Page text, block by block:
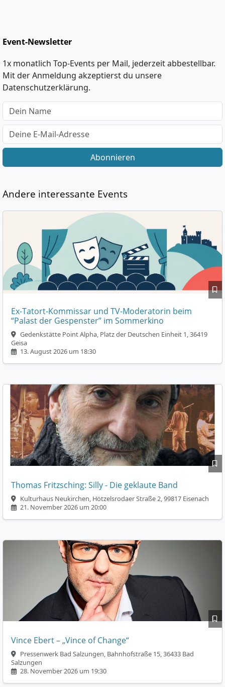
Event-Newsletter
1x monatlich Top-Events per Mail, jederzeit abbestellbar.
Mit der Anmeldung akzeptierst du unsere
Datenschutzerklärung.
Abonnieren
Andere interessante Events
Ex-Tatort-Kommissar und TV-Moderatorin beim
“Palast der Gespenster” im Sommerkino
Gedenkstätte Point Alpha, Platz der Deutschen Einheit 1, 36419
Geisa
13. August 2026 um 18:30
Thomas Fritzsching: Silly - Die geklaute Band
Kulturhaus Neukirchen, Hötzelsrodaer Straße 2, 99817 Eisenach
21. November 2026 um 20:00
Vince Ebert – „Vince of Change“
Pressenwerk Bad Salzungen, Bahnhofstraße 15, 36433 Bad
Salzungen
28. November 2026 um 19:30